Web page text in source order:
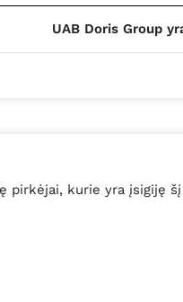
UAB Doris Group
pirkėjai, kurie yra įsigiję